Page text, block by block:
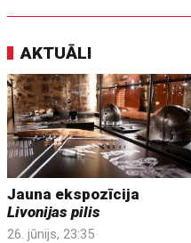
AKTUĀLI
Jauna ekspozīcija
Livonijas pilis
26. jūnijs, 23:35